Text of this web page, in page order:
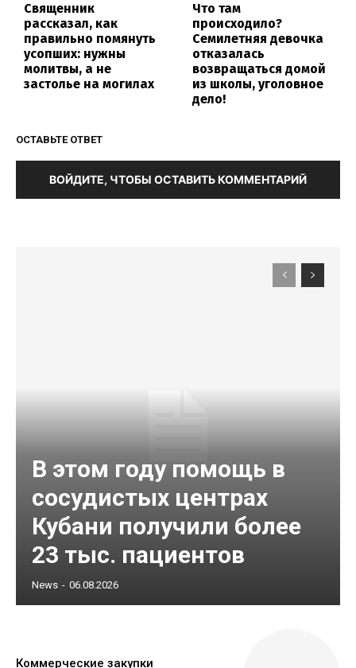
Священник
рассказал, как
правильно помянуть
усопших: нужны
молитвы, а не
застолье на могилах
Что там
происходило?
Семилетняя девочка
отказалась
возвращаться домой
из школы, уголовное
дело!
ОСТАВЬТЕ ОТВЕТ
ВОЙДИТЕ, ЧТОБЫ ОСТАВИТЬ КОММЕНТАРИЙ
В этом году помощь в
сосудистых центрах
Кубани получили более
23 тыс. пациентов
News - 06.08.2026
Коммерческие закупки